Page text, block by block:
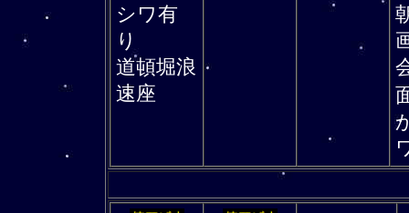
シワ有
り
道頓堀浪
速座